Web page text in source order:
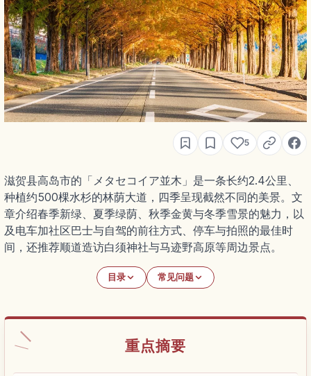
5
滋贺县高岛市的「メタセコイア並木」是一条长约2.4公里、
种植约500棵水杉的林荫大道，四季呈现截然不同的美景。文
章介绍春季新绿、夏季绿荫、秋季金黄与冬季雪景的魅力，以
及电车加社区巴士与自驾的前往方式、停车与拍照的最佳时
间，还推荐顺道造访白须神社与马迹野高原等周边景点。
目录 常见问题
重点摘要